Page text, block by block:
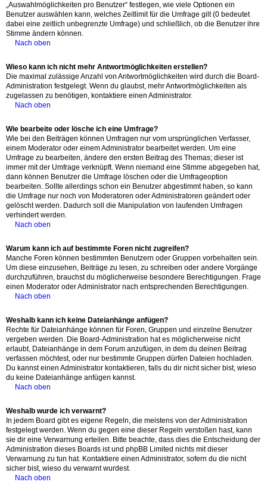
„Auswahlmöglichkeiten pro Benutzer“ festlegen, wie viele Optionen ein
Benutzer auswählen kann, welches Zeitlimit für die Umfrage gilt (0 bedeutet
dabei eine zeitlich unbegrenzte Umfrage) und schließlich, ob die Benutzer ihre
Stimme ändern können.
Nach oben
Wieso kann ich nicht mehr Antwortmöglichkeiten erstellen?
Die maximal zulässige Anzahl von Antwortmöglichkeiten wird durch die Board-
Administration festgelegt. Wenn du glaubst, mehr Antwortmöglichkeiten als
zugelassen zu benötigen, kontaktiere einen Administrator.
Nach oben
Wie bearbeite oder lösche ich eine Umfrage?
Wie bei den Beiträgen können Umfragen nur vom ursprünglichen Verfasser,
einem Moderator oder einem Administrator bearbeitet werden. Um eine
Umfrage zu bearbeiten, ändere den ersten Beitrag des Themas; dieser ist
immer mit der Umfrage verknüpft. Wenn niemand eine Stimme abgegeben hat,
dann können Benutzer die Umfrage löschen oder die Umfrageoption
bearbeiten. Sollte allerdings schon ein Benutzer abgestimmt haben, so kann
die Umfrage nur noch von Moderatoren oder Administratoren geändert oder
gelöscht werden. Dadurch soll die Manipulation von laufenden Umfragen
verhindert werden.
Nach oben
Warum kann ich auf bestimmte Foren nicht zugreifen?
Manche Foren können bestimmten Benutzern oder Gruppen vorbehalten sein.
Um diese einzusehen, Beiträge zu lesen, zu schreiben oder andere Vorgänge
durchzuführen, brauchst du möglicherweise besondere Berechtigungen. Frage
einen Moderator oder Administrator nach entsprechenden Berechtigungen.
Nach oben
Weshalb kann ich keine Dateianhänge anfügen?
Rechte für Dateianhänge können für Foren, Gruppen und einzelne Benutzer
vergeben werden. Die Board-Administration hat es möglicherweise nicht
erlaubt, Dateianhänge in dem Forum anzufügen, in dem du deinen Beitrag
verfassen möchtest, oder nur bestimmte Gruppen dürfen Dateien hochladen.
Du kannst einen Administrator kontaktieren, falls du dir nicht sicher bist, wieso
du keine Dateianhänge anfügen kannst.
Nach oben
Weshalb wurde ich verwarnt?
In jedem Board gibt es eigene Regeln, die meistens von der Administration
festgelegt werden. Wenn du gegen eine dieser Regeln verstoßen hast, kann
sie dir eine Verwarnung erteilen. Bitte beachte, dass dies die Entscheidung der
Administration dieses Boards ist und phpBB Limited nichts mit dieser
Verwarnung zu tun hat. Kontaktiere einen Administrator, sofern du die nicht
sicher bist, wieso du verwarnt wurdest.
Nach oben